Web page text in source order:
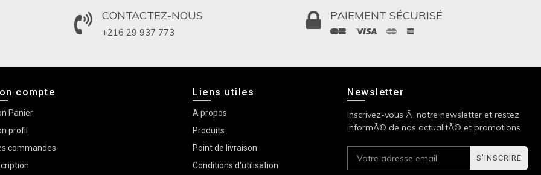
CONTACTEZ-NOUS
+216 29 937 773
PAIEMENT SÉCURISÉ
compte
Panier
profil
commandes
Liens utiles
A propos
Produits
Point de livraison
Conditions d'utilisation
Newsletter
Inscrivez-vous Ã notre newsletter et restez
informÃ© de nos actualitÃ© et promotions
S'INSCRIRE